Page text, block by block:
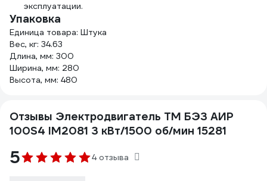
эксплуатации.
Упаковка
Единица товара: Штука
Вес, кг: 34.63
Длина, мм: 300
Ширина, мм: 280
Высота, мм: 480
Отзывы Электродвигатель ТМ БЭЗ АИР
100S4 IM2081 3 кВт/1500 об/мин 15281
5 4 отзыва